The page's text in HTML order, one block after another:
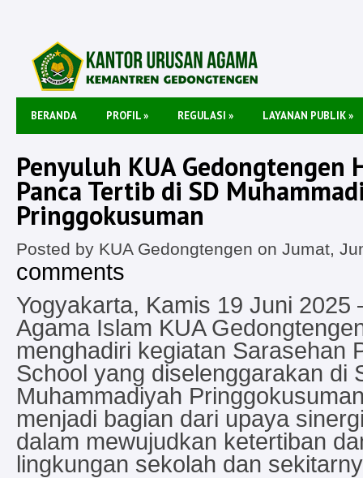
BERANDA PROFIL» REGULASI » LAYANAN PUBLIK»
Penyuluh KUA Gedongtengen
Panca Tertib di SD
Pringgokusuman
Posted by KUA Gedongtengen on Jumat,
comments
Yogyakarta, Kamis 19 Juni 2025
Agama Islam KUA
menghadiri kegiatan Sarasehan
School yang diselenggarakan di
Muhammadiyah
menjadi bagian dari upaya
dalam mewujudkan ketertiban
lingkungan sekolah dan